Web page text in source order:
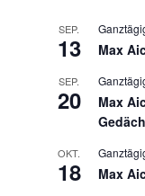
SEP.
13 Max
SEP.
20
Max
OKT.
18 Max